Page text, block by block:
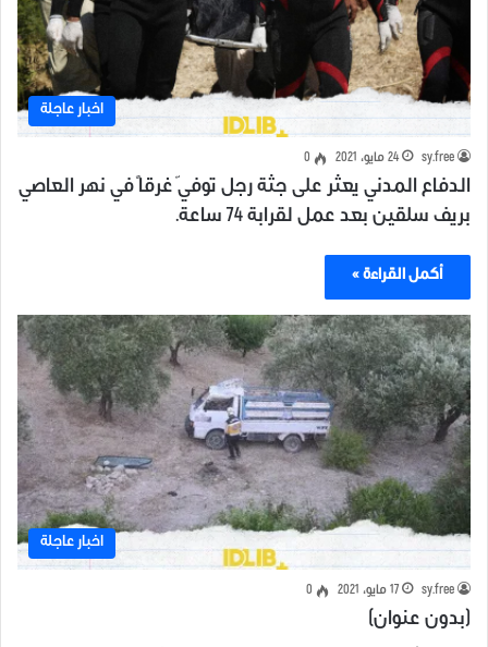
اخبار عاجلة
sy.free 24 مايو، 2021 0
الدفاع المدني يعثر على جثة رجل توفيّ غرقاً في نهر العاصي
بريف سلقين بعد عمل لقرابة 74 ساعة.
أكمل القراءة »
اخبار عاجلة
sy.free 17 مايو، 2021 0
(بدون عنوان)